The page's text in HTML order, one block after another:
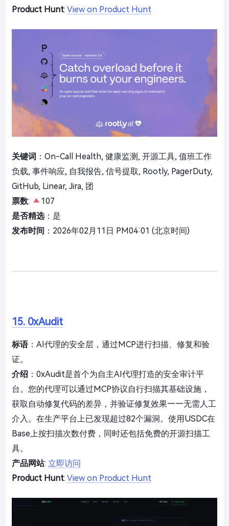
Product Hunt: View on Product Hunt
关键词 ：On-Call Health, 健康监测, 开源工具, 值班工作
负载, 事件响应, 自我报告, 信号提取, Rootly, PagerDuty,
GitHub, Linear, Jira, 团
票数:
107
是否精选：是
发布时间 ：2026年02月11日 PM04:01 (北京时间)
15. 0xAudit
标语：AI代理的安全层，通过MCP进行扫描、修复和验
证。
介绍 ：0xAudit是首个为自主AI代理打造的安全审计平
台。您的代理可以通过MCP协议自行扫描其基础设施，
获取自动修复代码的差异，并验证修复效果——无需人工
介入。在生产平台上已发现超过82个漏洞。使用USDC在
Base上按扫描次数付费，同时还包括免费的开源扫描工
具。
产品网站: 立即访问
Product Hunt: View on Product Hunt